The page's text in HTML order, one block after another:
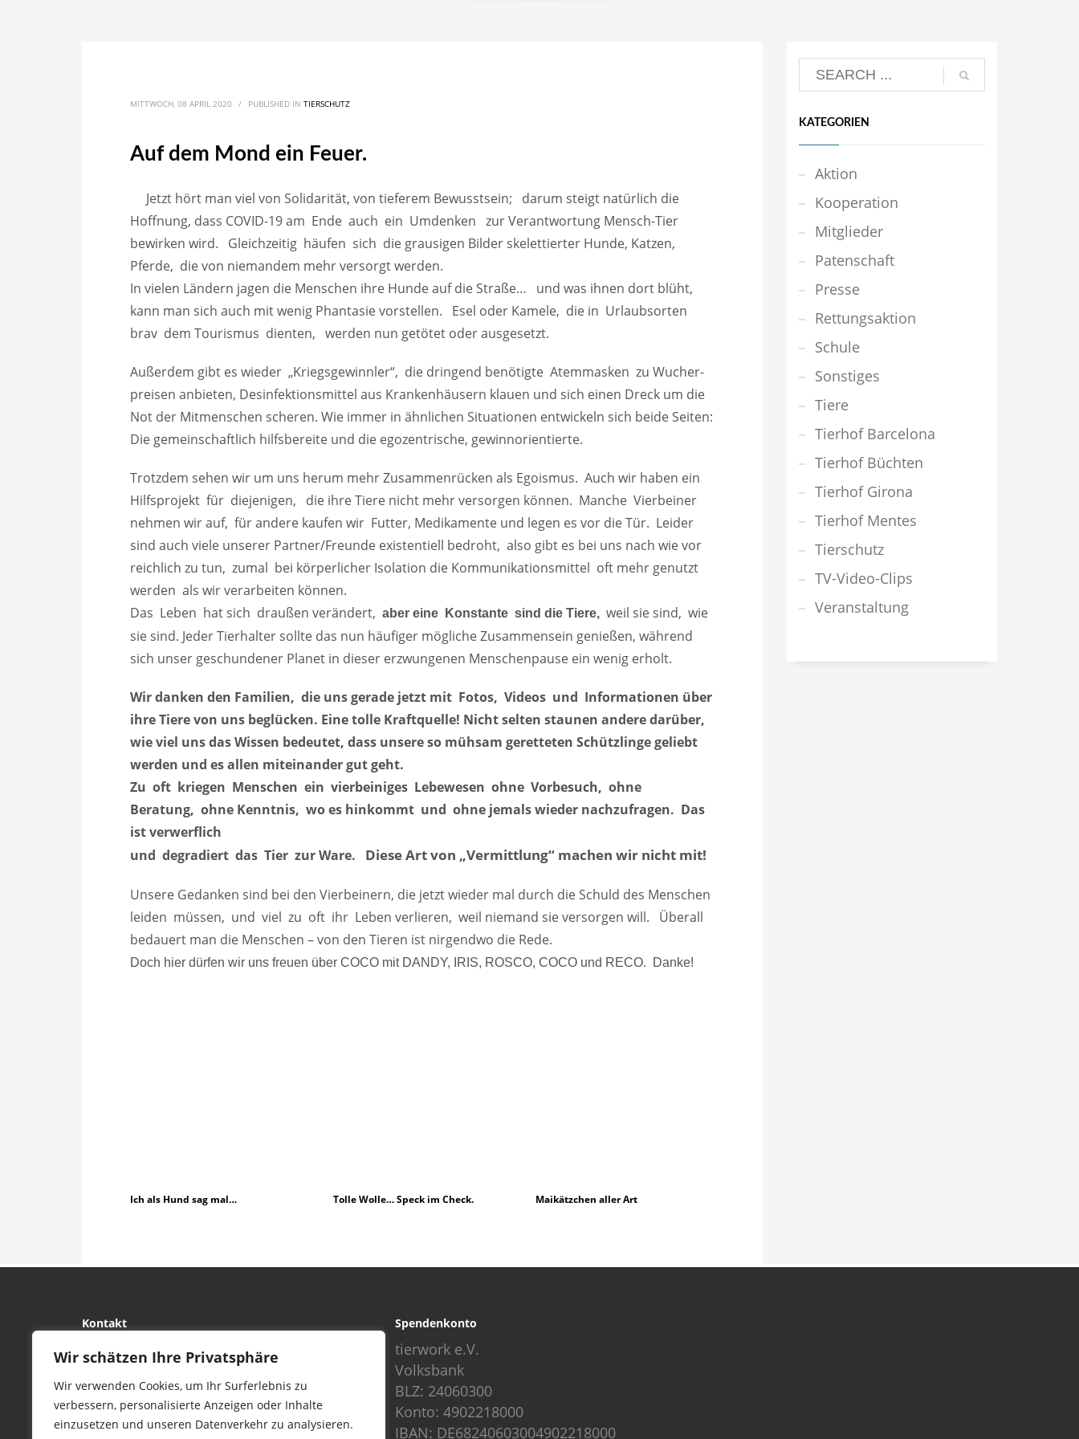
Wir schätzen Ihre Privatsphäre
Wir verwenden Cookies, um Ihr Surferlebnis zu
verbessern, personalisierte Anzeigen oder Inhalte
einzusetzen und unseren Datenverkehr zu analysieren.
MITTWOCH, 08 APRIL 2020 / PUBLISHED IN TIERSCHUTZ
Auf dem Mond ein Feuer.
Jetzt hört man viel von Solidarität, von tieferem Bewusstsein; darum steigt natürlich die
Hoffnung, dass COVID-19 am Ende auch ein Umdenken zur Verantwortung Mensch-Tier
bewirken wird. Gleichzeitig häufen sich die grausigen Bilder skelettierter Hunde, Katzen,
Pferde, die von niemandem mehr versorgt werden.
In vielen Ländern jagen die Menschen ihre Hunde auf die Straße… und was ihnen dort blüht,
kann man sich auch mit wenig Phantasie vorstellen. Esel oder Kamele, die in Urlaubsorten
brav dem Tourismus dienten, werden nun getötet oder ausgesetzt.
Außerdem gibt es wieder „Kriegsgewinnler“, die dringend benötigte Atemmasken zu Wucher-
preisen anbieten, Desinfektionsmittel aus Krankenhäusern klauen und sich einen Dreck um die
Not der Mitmenschen scheren. Wie immer in ähnlichen Situationen entwickeln sich beide Seiten:
Die gemeinschaftlich hilfsbereite und die egozentrische, gewinnorientierte.
Trotzdem sehen wir um uns herum mehr Zusammenrücken als Egoismus. Auch wir haben ein
Hilfsprojekt für diejenigen, die ihre Tiere nicht mehr versorgen können. Manche Vierbeiner
nehmen wir auf, für andere kaufen wir Futter, Medikamente und legen es vor die Tür. Leider
sind auch viele unserer Partner/Freunde existentiell bedroht, also gibt es bei uns nach wie vor
reichlich zu tun, zumal bei körperlicher Isolation die Kommunikationsmittel oft mehr genutzt
werden als wir verarbeiten können.
Das Leben hat sich draußen verändert, aber eine Konstante sind die Tiere, weil sie sind, wie
sie sind. Jeder Tierhalter sollte das nun häufiger mögliche Zusammensein genießen, während
sich unser geschundener Planet in dieser erzwungenen Menschenpause ein wenig erholt.
Wir danken den Familien, die uns gerade jetzt mit Fotos, Videos und Informationen über
ihre Tiere von uns beglücken. Eine tolle Kraftquelle! Nicht selten staunen andere darüber,
wie viel uns das Wissen bedeutet, dass unsere so mühsam geretteten Schützlinge geliebt
werden und es allen miteinander gut geht.
Zu oft kriegen Menschen ein vierbeiniges Lebewesen ohne Vorbesuch, ohne
Beratung, ohne Kenntnis, wo es hinkommt und ohne jemals wieder nachzufragen. Das
ist verwerflich
und degradiert das Tier zur Ware. Diese Art von „Vermittlung“ machen wir nicht mit!
Unsere Gedanken sind bei den Vierbeinern, die jetzt wieder mal durch die Schuld des Menschen
leiden müssen, und viel zu oft ihr Leben verlieren, weil niemand sie versorgen will. Überall
bedauert man die Menschen – von den Tieren ist nirgendwo die Rede.
Doch hier dürfen wir uns freuen über COCO mit DANDY, IRIS, ROSCO, COCO und RECO. Danke!
Ich als Hund sag mal… Tolle Wolle… Speck im Check. Maikätzchen aller Art
KATEGORIEN
Aktion
Kooperation
Mitglieder
Patenschaft
Presse
Rettungsaktion
Schule
Sonstiges
Tiere
Tierhof Barcelona
Tierhof Büchten
Tierhof Girona
Tierhof Mentes
Tierschutz
TV-Video-Clips
Veranstaltung
Kontakt
tierwork e.V.
Im alten Dorf 4
Tel 0172-4437307
service@tierwork.de
Spendenkonto
tierwork e.V.
Volksbank
BLZ: 24060300
Konto: 4902218000
IBAN: DE68240603004902218000